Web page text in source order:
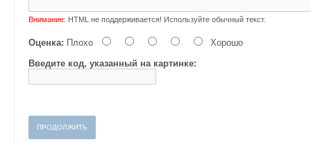
Внимание: HTML не поддерживается! Используйте обычный текст.
Оценка: Плохо
Хорошо
Введите код, указанный на картинке:
ПРОДОЛЖИТЬ